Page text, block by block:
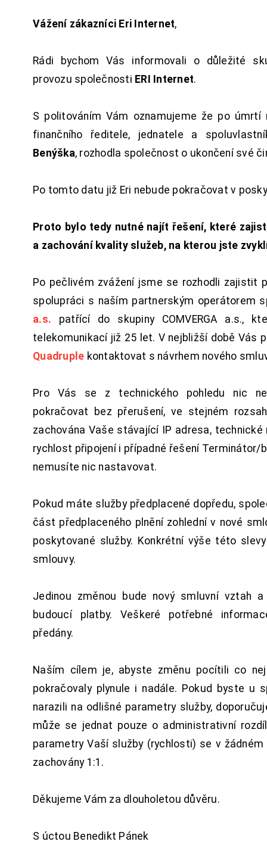
Vážení zákazníci Eri Internet,
Rádi bychom Vás informovali o důležité
provozu společnosti ERI Internet.
S politováním Vám oznamujeme že po úmrtí
finančního ředitele, jednatele a
Benýška, rozhodla společnost o ukončení své
Po tomto datu již Eri nebude pokračovat v
Proto bylo tedy nutné najít řešení, které
a zachování kvality služeb, na kterou jste
Po pečlivém zvážení jsme se rozhodli zajistit
spolupráci s naším partnerským operátorem
a.s. patřící do skupiny COMVERGA a.s.,
telekomunikací již 25 let. V nejbližší době Vás
Quadruple kontaktovat s návrhem nového
Pro Vás se z technického pohledu nic
pokračovat bez přerušení, ve stejném
zachována Vaše stávající IP adresa, technické
rychlost připojení i případné řešení Terminátor/
nemusíte nic nastavovat.
Pokud máte služby předplacené dopředu,
část předplaceného plnění zohlední v nové
poskytované služby. Konkrétní výše této
smlouvy.
Jedinou změnou bude nový smluvní vztah
budoucí platby. Veškeré potřebné
předány.
Naším cílem je, abyste změnu pocítili co
pokračovaly plynule i nadále. Pokud byste u
narazili na odlišné parametry služby,
může se jednat pouze o administrativní
parametry Vaší služby (rychlosti) se v
zachovány 1:1.
Děkujeme Vám za dlouholetou důvěru.
S úctou Benedikt Pánek